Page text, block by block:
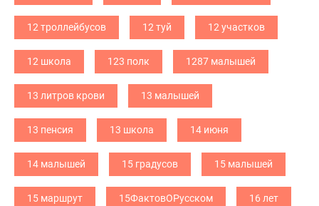
12 троллейбусов 12 туй 12 участков
12 школа 123 полк 1287 малышей
13 литров крови 13 малышей
13 пенсия 13 школа 14 июня
14 малышей 15 градусов 15 малышей
15 маршрут 15ФактовОРусском 16 лет